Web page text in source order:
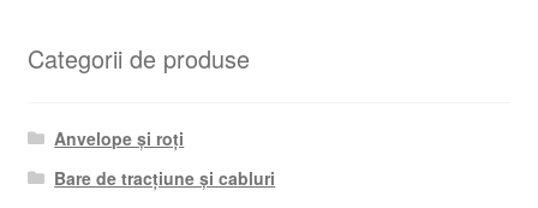
mai
Categorii de produse
Anvelope și roți
Bare de tracțiune și cabluri